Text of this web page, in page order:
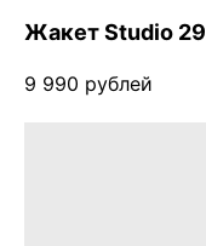
Жакет Studio 29
9 990 рублей